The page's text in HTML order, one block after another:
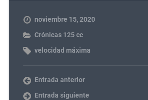
noviembre 15, 2020
Crónicas 125 cc
velocidad máxima
Entrada anterior
Entrada siguiente